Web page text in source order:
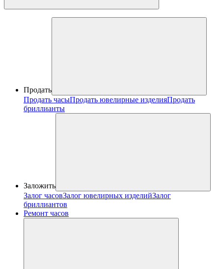
Продать
Продать часыПродать ювелирные изделияПродать
бриллианты
Заложить
Залог часовЗалог ювелирных изделийЗалог
бриллиантов
Ремонт часов